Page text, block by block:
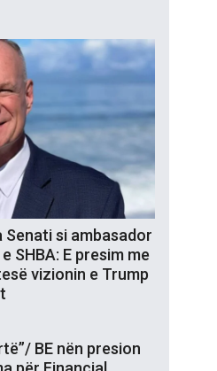
si ambasador
SHBA: E presim me
vizionin e Trump
BE nën presion